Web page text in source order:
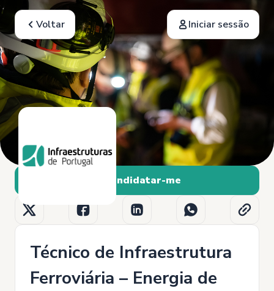
Voltar Iniciar sessão
Candidatar-me
Técnico de Infraestrutura
Ferroviária – Energia de